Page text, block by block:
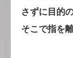
さずに目的
そこで指を離